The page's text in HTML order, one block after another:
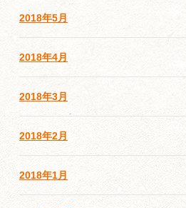
2018年5月
2018年4月
2018年3月
2018年2月
2018年1月